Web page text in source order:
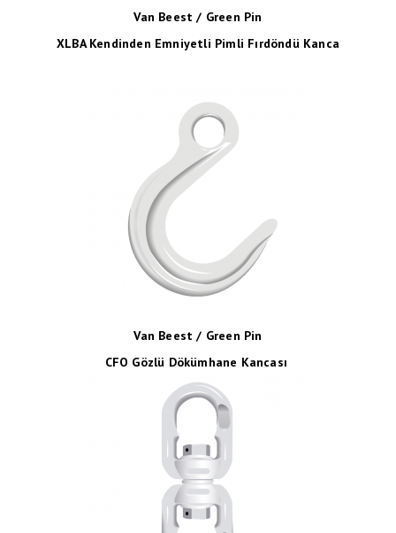
Van Beest / Green Pin
XLBA Kendinden Emniyetli Pimli Fırdöndü Kanca
Van Beest / Green Pin
CFO Gözlü Dökümhane Kancası